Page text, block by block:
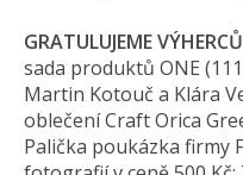
GRATULUJEME
sada produktů ONE
Martin Kotouč a Klára
oblečení Craft Orica
Palička poukázka firmy